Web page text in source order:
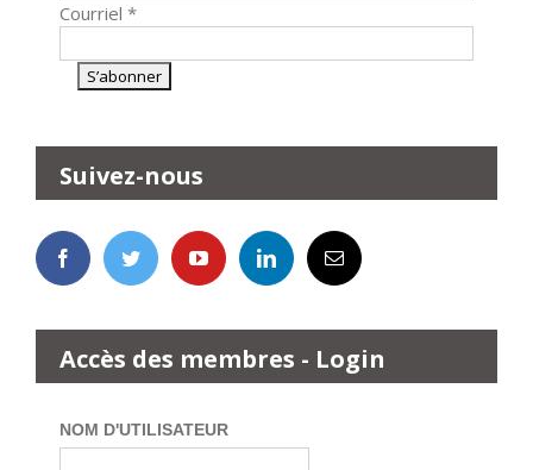
Courriel *
Suivez-nous
Accès des membres - Login
NOM D'UTILISATEUR